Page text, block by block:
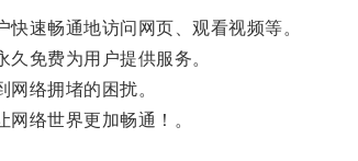
速畅通地访问网页、观看视频等。
免费为用户提供服务。
络拥堵的困扰。
络世界更加畅通！。